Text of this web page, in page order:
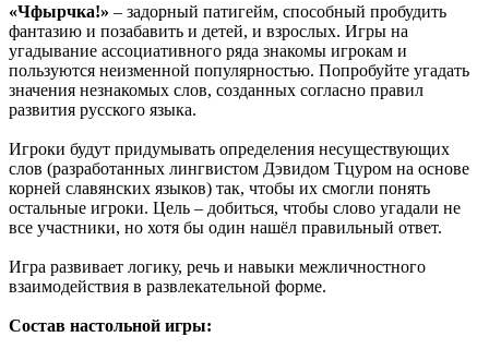
«Чфырчка!» – задорный патигейм, способный пробудить
фантазию и позабавить и детей, и взрослых. Игры на
угадывание ассоциативного ряда знакомы игрокам и
пользуются неизменной популярностью. Попробуйте угадать
значения незнакомых слов, созданных согласно правил
развития русского языка.
Игроки будут придумывать определения несуществующих
слов (разработанных лингвистом Дэвидом Тцуром на основе
корней славянских языков) так, чтобы их смогли понять
остальные игроки. Цель – добиться, чтобы слово угадали не
все участники, но хотя бы один нашёл правильный ответ.
Игра развивает логику, речь и навыки межличностного
взаимодействия в развлекательной форме.
Состав настольной игры: